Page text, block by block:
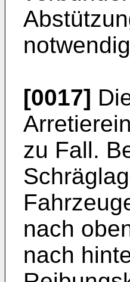
[0017]
zu Fall.
nach
nach